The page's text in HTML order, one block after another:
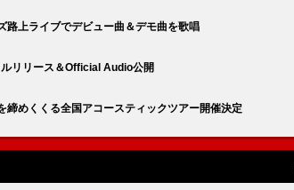
路上ライブでデビュー曲＆デモ曲を歌唱
リリース＆Official Audio公開
締めくくる全国アコースティックツアー開催決定